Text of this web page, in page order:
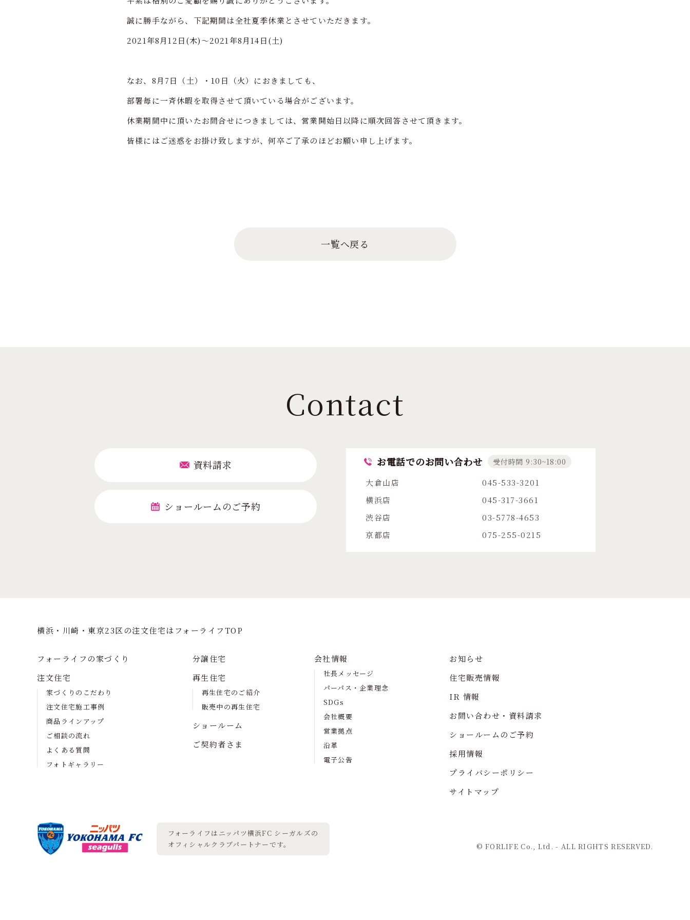
誠に勝手ながら、下記期間は全社夏季休業とさせていただきます。
2021年8月12日(木)～2021年8月14日(土)
なお、8月7日（土）・10日（火）におきましても、
部署毎に一斉休暇を取得させて頂いている場合がございます。
休業期間中に頂いたお問合せにつきましては、営業開始日以降に順次回答させて頂きます。
皆様にはご迷惑をお掛け致しますが、何卒ご了承のほどお願い申し上げます。
一覧へ戻る
Contact
資料請求
ショールームのご予約
お電話でのお問い合わせ 受付時間 9:30~18:00
大倉山店
045-533-3201
横浜店
045-317-3661
渋谷店
03-5778-4653
京都店
075-255-0215
横浜・川崎・東京23区の注⽂住宅はフォーライフTOP
フォーライフの家づくり
注文住宅
家づくりのこだわり
注文住宅施工事例
商品ラインアップ
ご相談の流れ
よくある質問
フォトギャラリー
分譲住宅
再生住宅
再生住宅のご紹介
販売中の再生住宅
ショールーム
ご契約者さま
会社情報
社長メッセージ
パーパス・企業理念
SDGs
会社概要
営業拠点
沿革
電子公告
お知らせ
住宅販売情報
IR 情報
お問い合わせ・資料請求
ショールームのご予約
採用情報
プライバシーポリシー
サイトマップ
フォーライフはニッパツ横浜FC シーガルズの
オフィシャルクラブパートナーです。
© FORLIFE Co., Ltd. - ALL RIGHTS RESERVED.